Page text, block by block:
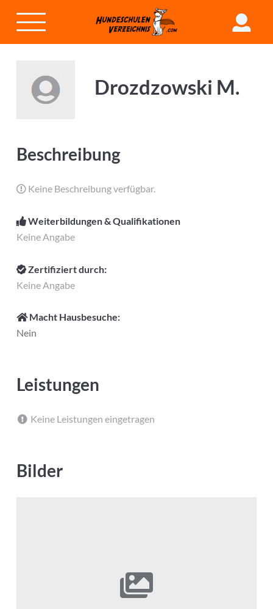
Drozdzowski M.
Beschreibung
Keine Beschreibung verfügbar.
Weiterbildungen & Qualifikationen
Keine Angabe
Zertifiziert durch:
Keine Angabe
Macht Hausbesuche:
Nein
Leistungen
Keine Leistungen eingetragen
Bilder